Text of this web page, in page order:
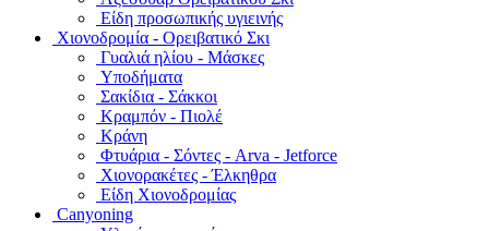
Είδη προσωπικής υγιεινής
Χιονοδρομία - Ορειβατικό Σκι
Γυαλιά ηλίου - Μάσκες
Υποδήματα
Σακίδια - Σάκκοι
Κραμπόν - Πιολέ
Κράνη
Φτυάρια - Σόντες - Arva - Jetforce
Χιονορακέτες - Έλκηθρα
Είδη Χιονοδρομίας
Canyoning